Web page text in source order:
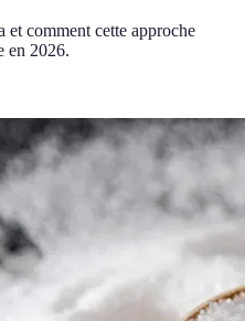
comment cette approche
en 2026.